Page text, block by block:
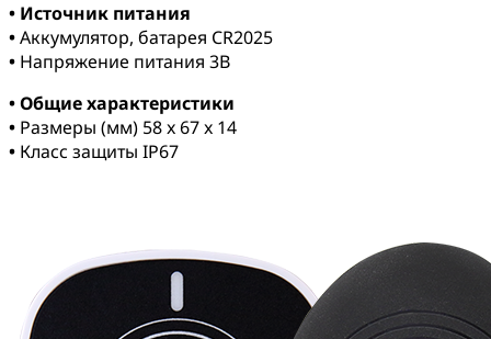
• Источник питания
•Аккумулятор, батарея CR2025
• Напряжение питания 3В
• Общие характеристики
• Размеры (мм) 58 x 67 x 14
• Класс защиты IP67